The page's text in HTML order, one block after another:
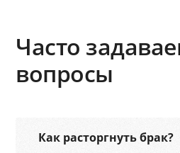
Часто
вопросы
Как расторгнуть брак?